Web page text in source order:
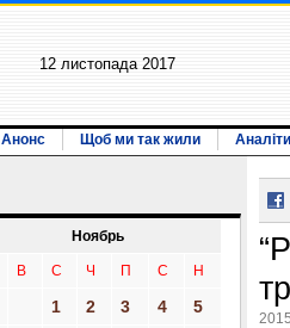
12 листопада 2017
Анонс Щоб ми так жили
Ноябрь
В С Ч П С Н
1 2 3 4
5